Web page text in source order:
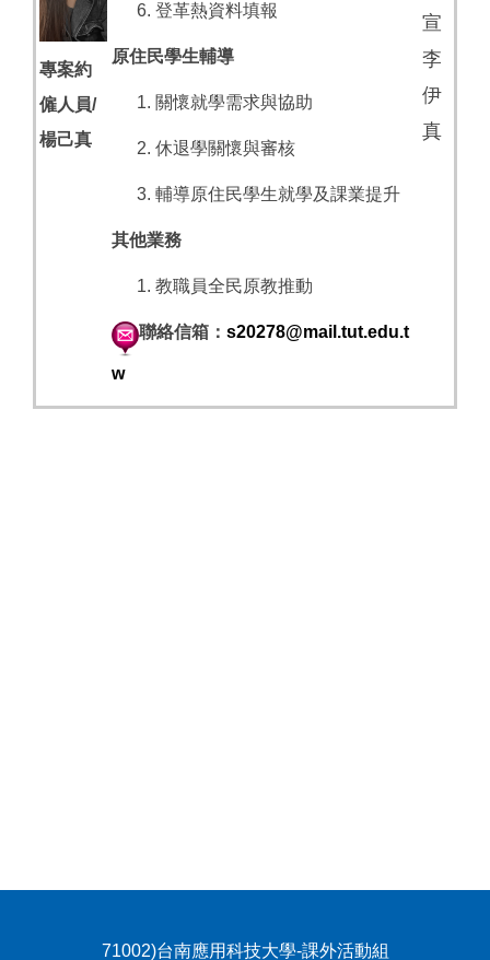
專案約
僱人員/
楊己真
登革熱資料填報
原住民學生輔導
關懷就學需求與協助
休退學關懷與審核
輔導原住民學生就學及課業提升
其他業務
教職員全民原教推動
聯絡信箱： s20278@mail.tut.edu.t
w
宣
李
伊
真
71002)台南應用科技大學-課外活動組